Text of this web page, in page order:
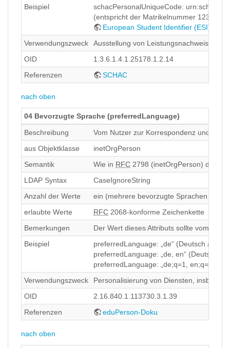
Beispiel
schacPersonalUniqueCode:
(entspricht der Matrikelnummer 1234567
European Student Identifier (ESI)
Verwendungszweck
Ausstellung von Leistungsnachweisen
OID
1.3.6.1.4.1.25178.1.2.14
Referenzen
SCHAC
nach oben
04 Bevorzugte Sprache (preferredLanguage)
Beschreibung
Vom Nutzer zur Korrespondenz und
aus Objektklasse
inetOrgPerson
Semantik
Wie in RFC 2798 (inetOrgPerson)
LDAP Syntax
CaseIgnoreString
Anzahl der Werte
ein (mehrere bevorzugte Sprachen
erlaubte Werte
RFC 2068-konforme Zeichenkette
Bemerkungen
Der Wert dieses Attributs sollte vom
Beispiel
preferredLanguage: „de“ (Deutsch als
preferredLanguage: „de, en“ (Deutsch
preferredLanguage: „de;q=1, en;q=0.5“
Verwendungszweck
Personalisierung von Diensten,
OID
2.16.840.1.113730.3.1.39
Referenzen
eduPerson-Doku
nach oben